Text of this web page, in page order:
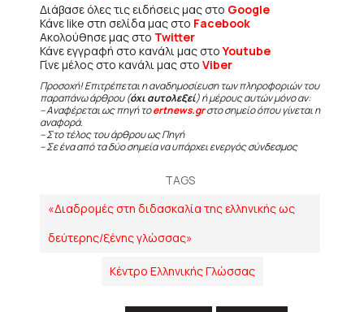
Διάβασε όλες τις ειδήσεις μας στο Google
Κάνε like στη σελίδα μας στο Facebook
Ακολούθησε μας στο Twitter
Κάνε εγγραφή στο κανάλι μας στοYoutube
Γίνε μέλος στο κανάλι μας στο Viber
Προσοχή! Επιτρέπεται η αναδημοσίευση των πληροφοριών του
παραπάνω άρθρου (όχι αυτολεξεί) ή μέρους αυτών μόνο αν:
– Αναφέρεται ως πηγή τοertnews.grστο σημείο όπου γίνεται η
αναφορά.
– Στο τέλος του άρθρου ως Πηγή
– Σε ένα από τα δύο σημεία να υπάρχει ενεργός σύνδεσμος
TAGS
«Διαδρομές στη διδασκαλία της ελληνικής ως
δεύτερης/ξένης γλώσσας»
Κέντρο Ελληνικής Γλώσσας